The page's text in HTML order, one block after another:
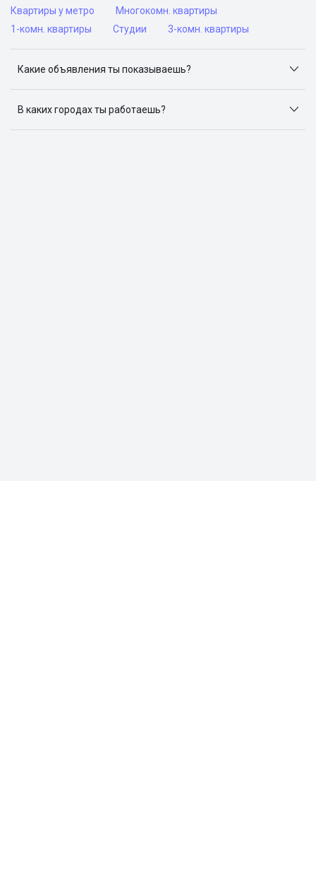
Квартиры у метро
Многокомн. квартиры
1-комн. квартиры
Студии 3-комн. квартиры
Какие объявления ты показываешь?
объявлений: ЦИАН, Домклик, Яндекс.Недвижимость,
Авито, Самолет.Плюс.
В каких городах ты работаешь?